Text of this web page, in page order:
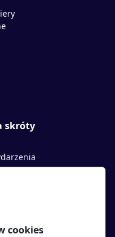
skróty
cookies
cookies